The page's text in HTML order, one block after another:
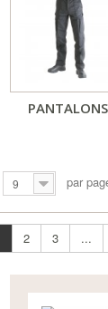
PANTALONS
9 par
2 3 ...